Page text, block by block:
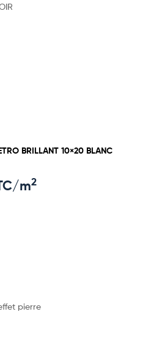
BRILLANT 10×20 BLANC
m2